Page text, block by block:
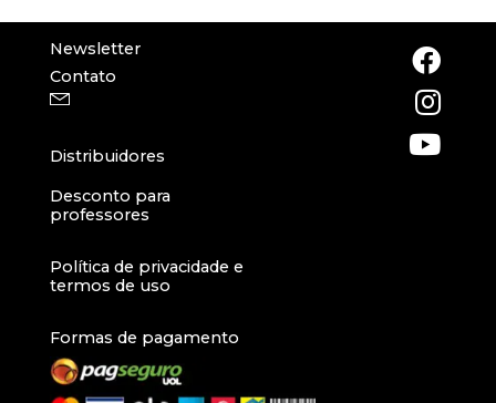
Newsletter
Contato
Distribuidores
Desconto para
professores
Política de privacidade e
termos de uso
Formas de pagamento